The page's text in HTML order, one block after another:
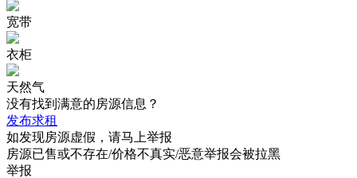
宽带
衣柜
天然气
没有找到满意的房源信息？
发布求租
如发现房源虚假，请马上举报
房源已售或不存在/价格不真实/恶意举报会被拉黑
举报